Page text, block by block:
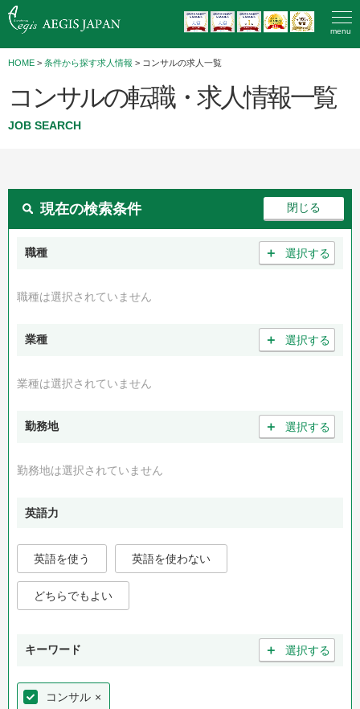
menu
HOME > 条件から探す求人情報 > コンサルの求人一覧
コンサルの転職・求人情報一覧
JOB SEARCH
現在の検索条件
職種 ＋ 選択する
職種は選択されていません
業種 ＋ 選択する
業種は選択されていません
勤務地 ＋ 選択する
勤務地は選択されていません
英語力
英語を使う 英語を使わない
どちらでもよい
キーワード ＋ 選択する
コンサル ×